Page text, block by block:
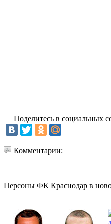
Поделитесь в социальных
Комментарии:
Персоны ФК Краснодар в